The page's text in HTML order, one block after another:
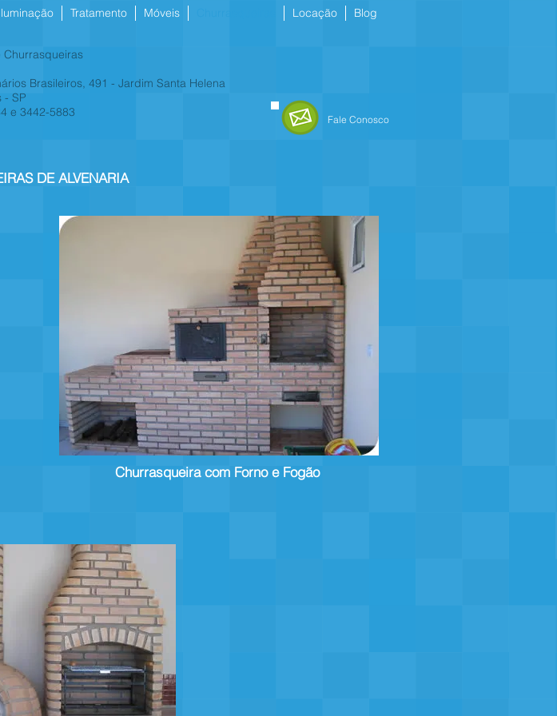
Tratamento Móveis Locação Blog
Churrasqueiras
Brasileiros, 491 - Jardim Santa Helena
- SP
e 3442-5883
Fale Conosco
DE ALVENARIA
Churrasqueira com Forno e Fogão